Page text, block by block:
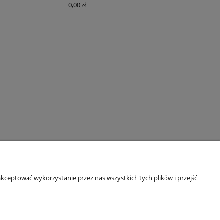
0,00 zł
O NAS
wykorzystanie przez nas wszystkich tych plików i przejść